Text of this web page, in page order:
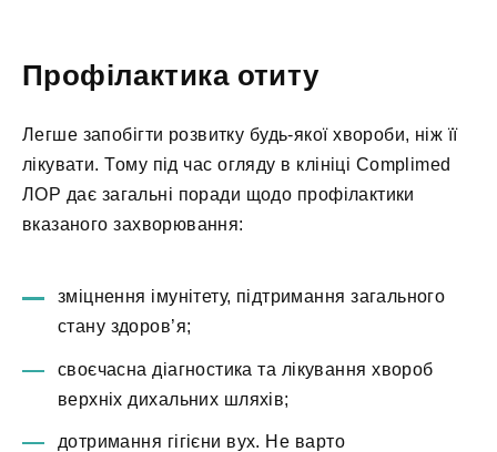
Профілактика отиту
Легше запобігти розвитку будь-якої хвороби, ніж її
лікувати. Тому під час огляду в клініці Complimed
ЛОР дає загальні поради щодо профілактики
вказаного захворювання:
зміцнення імунітету, підтримання загального
стану здоров’я;
своєчасна діагностика та лікування хвороб
верхніх дихальних шляхів;
дотримання гігієни вух. Не варто